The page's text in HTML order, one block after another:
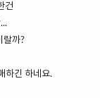
건
랄까?
하긴 하네요.